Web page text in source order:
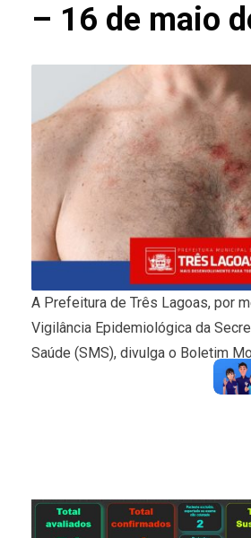
– 16 de maio
A Prefeitura de Três Lagoas, por
Vigilância Epidemiológica da
Saúde (SMS), divulga o Boletim